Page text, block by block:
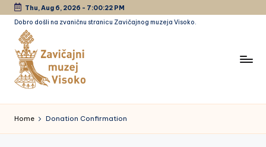
Skip
content
Thu, Aug 6, 2026 - 7:00:22 PM
Dobro došli na zvaničnu stranicu Zavičajnog muzeja Visoko.
a
vi
Home Donation Confirmation